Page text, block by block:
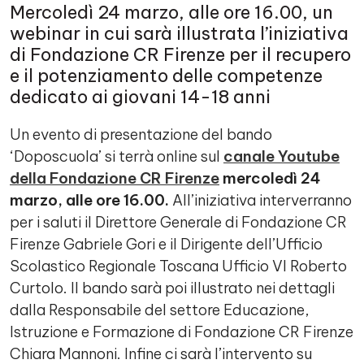
Mercoledì 24 marzo, alle ore 16.00, un
webinar in cui sarà illustrata l’iniziativa
di Fondazione CR Firenze per il recupero
e il potenziamento delle competenze
dedicato ai giovani 14-18 anni
Un evento di presentazione del bando
‘Doposcuola’ si terrà online sul canale Youtube
della Fondazione CR Firenze mercoledì 24
marzo, alle ore 16.00. All’iniziativa interverranno
per i saluti il Direttore Generale di Fondazione CR
Firenze Gabriele Gori e il Dirigente dell’Ufficio
Scolastico Regionale Toscana Ufficio VI Roberto
Curtolo. Il bando sarà poi illustrato nei dettagli
dalla Responsabile del settore Educazione,
Istruzione e Formazione di Fondazione CR Firenze
Chiara Mannoni. Infine ci sarà l’intervento su